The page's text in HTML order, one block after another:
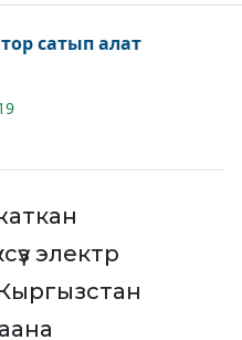
сатып алат
электр